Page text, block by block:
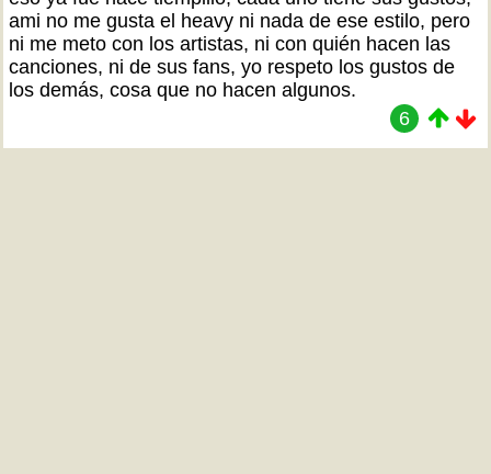
ami no me gusta el heavy ni nada de ese estilo, pero
ni me meto con los artistas, ni con quién hacen las
canciones, ni de sus fans, yo respeto los gustos de
los demás, cosa que no hacen algunos.
6